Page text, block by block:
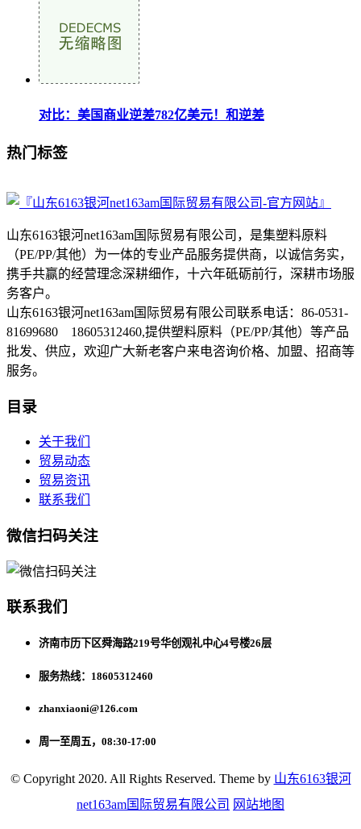
对比：美国商业逆差782亿美元！和逆差
热门标签
山东6163银河net163am国际贸易有限公司，是集塑料原料
（PE/PP/其他）为一体的专业产品服务提供商，以诚信务实，
携手共赢的经营理念深耕细作，十六年砥砺前行，深耕市场服
务客户。
山东6163银河net163am国际贸易有限公司联系电话：86-0531-
81699680 18605312460,提供塑料原料（PE/PP/其他）等产品
批发、供应，欢迎广大新老客户来电咨询价格、加盟、招商等
服务。
目录
关于我们
贸易动态
贸易资讯
联系我们
微信扫码关注
联系我们
济南市历下区舜海路219号华创观礼中心4号楼26层
服务热线：18605312460
zhanxiaoni@126.com
周一至周五，08:30-17:00
© Copyright 2020. All Rights Reserved. Theme by 山东6163银河
net163am国际贸易有限公司 网站地图